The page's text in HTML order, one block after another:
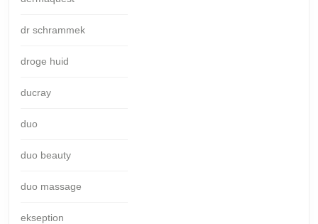
dr schrammek
droge huid
ducray
duo
duo beauty
duo massage
ekseption